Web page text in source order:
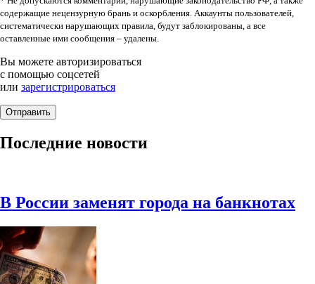
содержащие нецензурную брань и оскорбления. Аккаунты пользователей,
систематически нарушающих правила, будут заблокированы, а все
оставленные ими сообщения – удалены.
Вы можете авторизироваться
с помощью соцсетей
или зарегистрироваться
Последние новости
В России заменят города на банкнотах